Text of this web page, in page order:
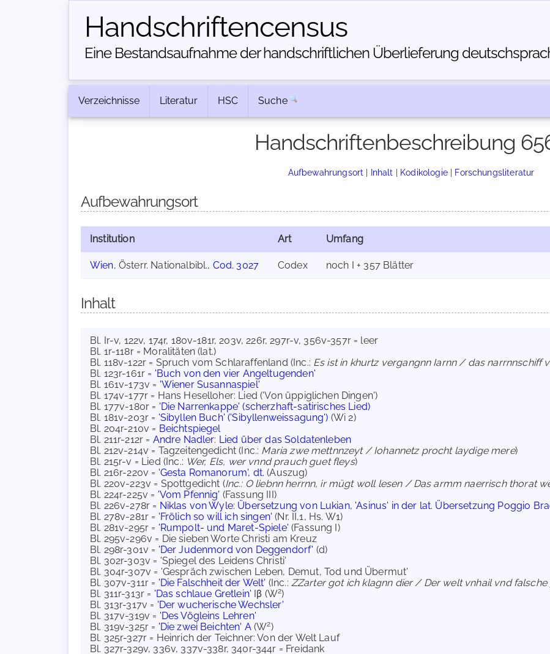
Handschriften­census
Eine Bestandsaufnahme der handschriftlichen Über­lieferung
Verzeichnisse Literatur HSC Suche
Handschriftenbeschreibung
Aufbewahrungsort | Inhalt | Kodikologie| Forschungsliteratur
Aufbewahrungsort
Institution Art Umfang
Wien, Österr. Nationalbibl., Cod. 3027 Codex noch I + 357 Blätter
Inhalt
Bl. Ir-v, 122v, 174r, 180v-181r, 203v, 226r, 297r-v, 356v-357r = leer
Bl. 1r-118r = Moralitäten (lat.)
Bl. 118v-122r = Spruch vom Schlaraffenland (Inc.: Es ist in khurtz vergangnn Iarnn / das narrnnschiff
Bl. 123r-161r = 'Buch von den vier Angeltugenden'
Bl. 161v-173v = 'Wiener Susannaspiel'
Bl. 174v-177r = Hans Heselloher: Lied ('Von üppiglichen Dingen')
Bl. 177v-180r = 'Die Narrenkappe' (scherzhaft-satirisches Lied)
Bl. 181v-203r = 'Sibyllen Buch' ('Sibyllenweissagung') (Wi 2)
Bl. 204r-210v = Beichtspiegel
Bl. 211r-212r = Andre Nadler: Lied über das Soldatenleben
Bl. 212v-214v = Tagzeitengedicht (Inc.: Maria zwe mettnnzeyt / Iohannetz procht laydige mere)
Bl. 215r-v = Lied (Inc.: Wer, Els, wer vnnd prauch guet fleys)
Bl. 216r-220v = 'Gesta Romanorum', dt. (Auszug)
Bl. 220v-223v = Spottgedicht (Inc.: O liebnn herrnn, ir mügt woll lesen / Das armm naerrisch thorat
Bl. 224r-225v = 'Vom Pfennig' (Fassung III)
Bl. 226v-278r = Niklas von Wyle: Übersetzung von Lukian, 'Asinus' in der lat. Übersetzung Poggio
Bl. 278v-281r = 'Frölich so will ich singen' (Nr. II,1, Hs. W1)
Bl. 281v-295r = 'Rumpolt- und Maret-Spiele' (Fassung I)
Bl. 295v-296v = Die sieben Worte Christi am Kreuz
Bl. 298r-301v = 'Der Judenmord von Deggendorf' (d)
Bl. 302r-303v = 'Spiegel des Leidens Christi'
Bl. 304r-307v = 'Gespräch zwischen Leben, Demut, Tod und Übermut'
Bl. 307v-311r = 'Die Falschheit der Welt' (Inc.: ZZarter got ich klagnn dier / Der welt vnhail vnd falsche
Bl. 311r-313r = 'Das schlaue Gretlein' Iβ (W2)
Bl. 313r-317v = 'Der wucherische Wechsler'
Bl. 317v-319v = 'Des Vögleins Lehren'
Bl. 319v-325r = 'Die zwei Beichten' A(W2)
Bl. 325r-327r = Heinrich der Teichner: Von der Welt Lauf
Bl. 327r-329v, 336v, 337v-338r, 340r-344r = Freidank